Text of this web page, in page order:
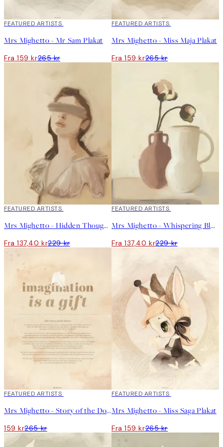
40%*
FEATURED ARTISTS
Mrs Mighetto - Mr Sam Plakat
Fra 159 kr265 kr
40%*
FEATURED ARTISTS
Mrs Mighetto - Miss Maja Plakat
Fra 159 kr265 kr
40%*
FEATURED ARTISTS
Mrs Mighetto - Hidden Thoughts Plakat
Fra 137,40 kr229 kr
40%*
FEATURED ARTISTS
Mrs Mighetto - Whispering Bloom Plakat
Fra 137,40 kr229 kr
40%*
FEATURED ARTISTS
Mrs Mighetto - Story of the Doves Beige Plakat
159 kr265 kr
40%*
FEATURED ARTISTS
Mrs Mighetto - Miss Saga Plakat
Fra 159 kr265 kr